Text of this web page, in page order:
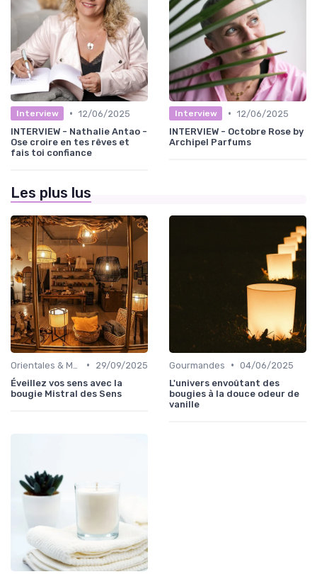
Interview • 12/06/2025
INTERVIEW - Nathalie Antao -
Ose croire en tes rêves et
fais toi confiance
Interview • 12/06/2025
INTERVIEW - Octobre Rose by
Archipel Parfums
Les plus lus
•
29/09/2025
Éveillez vos sens avec la
bougie Mistral des Sens
Gourmandes • 04/06/2025
L'univers envoûtant des
bougies à la douce odeur de
vanille